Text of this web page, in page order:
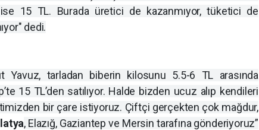
15 TL. Burada üretici de kazanmıyor, tüketici de
dedi.
tarladan biberin kilosunu 5.5-6 TL arasında
15 TL’den satılıyor. Halde bizden ucuz alıp kendileri
bir çare istiyoruz. Çiftçi gerçekten çok mağdur,
, Elazığ, Gaziantep ve Mersin tarafına gönderiyoruz”